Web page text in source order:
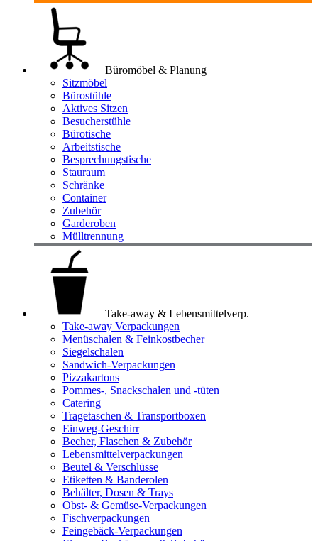
Büromöbel & Planung
Sitzmöbel
Bürostühle
Aktives Sitzen
Besucherstühle
Bürotische
Arbeitstische
Besprechungstische
Stauraum
Schränke
Container
Zubehör
Garderoben
Mülltrennung
Take-away & Lebensmittelverp.
Take-away Verpackungen
Menüschalen & Feinkostbecher
Siegelschalen
Sandwich-Verpackungen
Pizzakartons
Pommes-, Snackschalen und -tüten
Catering
Tragetaschen & Transportboxen
Einweg-Geschirr
Becher, Flaschen & Zubehör
Lebensmittelverpackungen
Beutel & Verschlüsse
Etiketten & Banderolen
Behälter, Dosen & Trays
Obst- & Gemüse-Verpackungen
Fischverpackungen
Feingebäck-Verpackungen